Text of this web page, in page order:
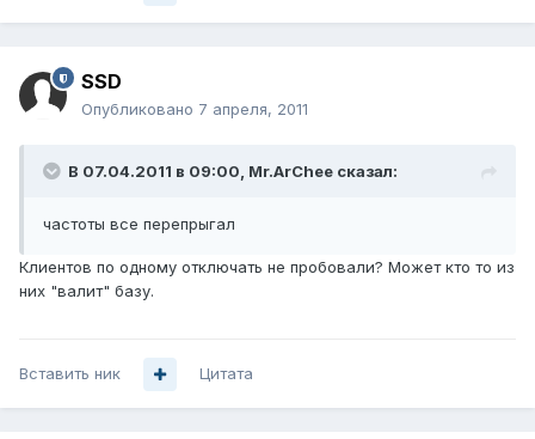
SSD
Опубликовано 7 апреля, 2011
В 07.04.2011 в 09:00, Mr.ArChee сказал:
частоты все перепрыгал
Клиентов по одному отключать не пробовали? Может кто то из
них "валит" базу.
Вставить ник Цитата